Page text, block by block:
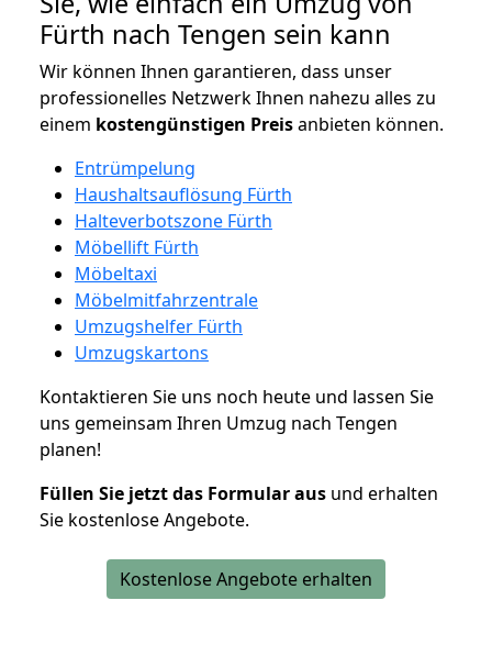
Fürth nach Tengen sein kann
Wir können Ihnen garantieren, dass unser
professionelles Netzwerk Ihnen nahezu alles zu
einem kostengünstigen Preisanbieten können.
Entrümpelung
Haushaltsauflösung Fürth
Halteverbotszone Fürth
Möbellift Fürth
Möbeltaxi
Möbelmitfahrzentrale
Umzugshelfer Fürth
Umzugskartons
Kontaktieren Sie uns noch heute und lassen Sie
uns gemeinsam Ihren Umzug nach Tengen
planen!
Füllen Sie jetzt das Formular aus und erhalten
Sie kostenlose Angebote.
Kostenlose Angebote erhalten